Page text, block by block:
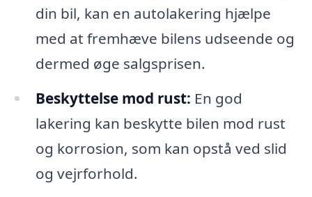
din bil, kan en autolakering hjælpe
med at fremhæve bilens udseende og
dermed øge salgsprisen.
Beskyttelse mod rust: En god
lakering kan beskytte bilen mod rust
og korrosion, som kan opstå ved slid
og vejrforhold.